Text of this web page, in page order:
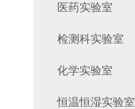
医药实验室
检测科实验室
化学实验室
恒温恒湿实验室